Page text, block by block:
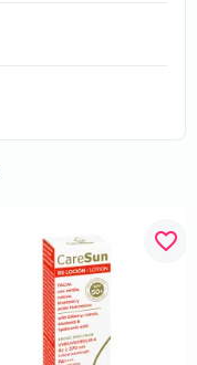
favorite_border